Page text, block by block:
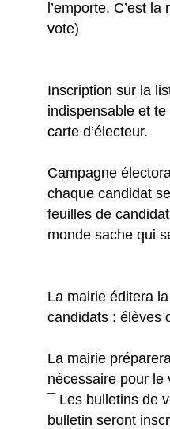
l’emporte. C’est
vote)
Inscription sur la
indispensable et te
carte d’électeur.
Campagne
chaque candidat
feuilles de
monde sache qui
La mairie éditera
candidats : élèves
La mairie
nécessaire pour le
¯ Les bulletins de
bulletin seront